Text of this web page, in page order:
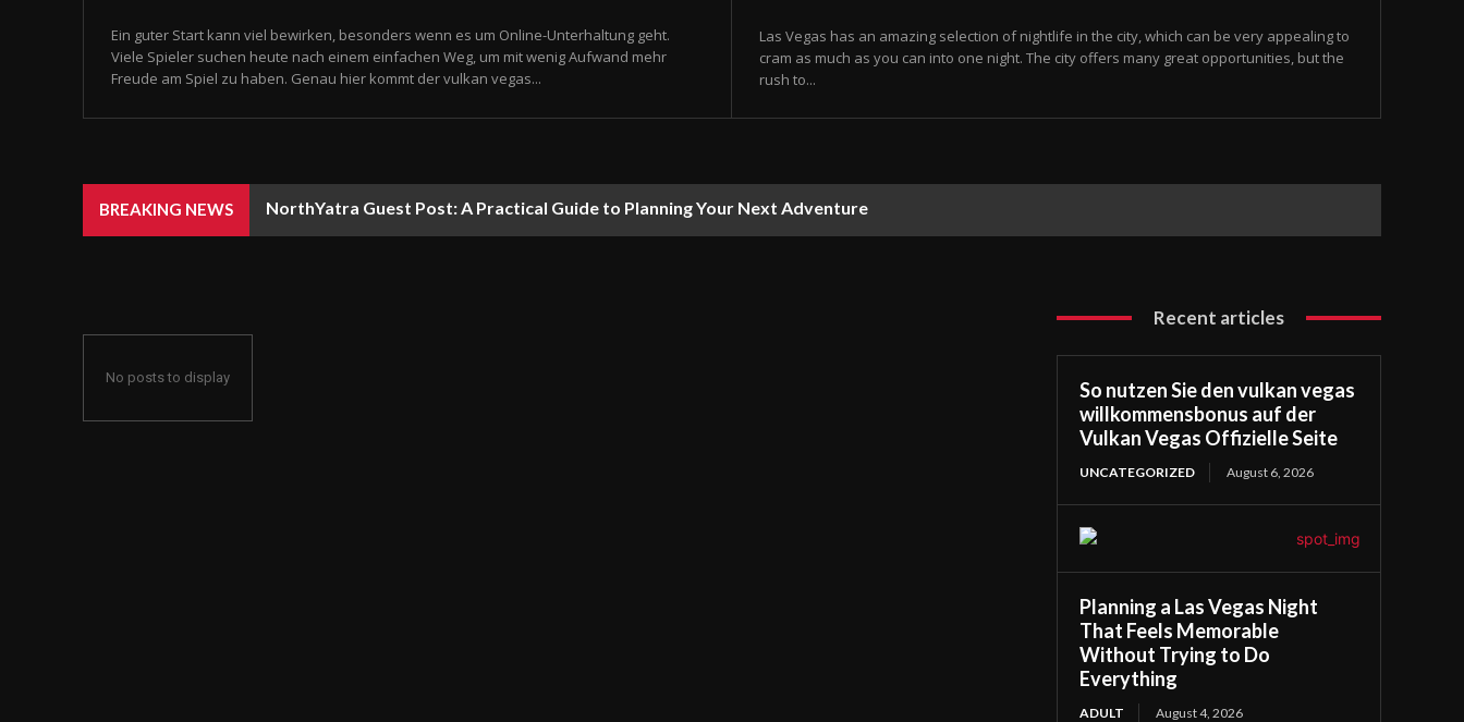
Ein guter Start kann viel bewirken, besonders wenn es um Online-Unterhaltung geht.
Viele Spieler suchen heute nach einem einfachen Weg, um mit wenig Aufwand mehr
Freude am Spiel zu haben. Genau hier kommt der vulkan vegas...
Las Vegas has an amazing selection of nightlife in the city, which can be very appealing to
cram as much as you can into one night. The city offers many great opportunities, but the
rush to...
BREAKING NEWS NorthYatra Guest Post: A Practical Guide to Planning Your Next Adventure
No posts to display
Recent articles
So nutzen Sie den vulkan vegas
willkommensbonus auf der
Vulkan Vegas Offizielle Seite
UNCATEGORIZED August 6, 2026
Planning a Las Vegas Night
That Feels Memorable
Without Trying to Do
Everything
ADULT August 4, 2026